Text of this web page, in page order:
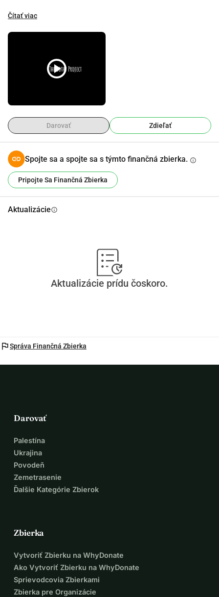
Čítať viac
play_circle
Darovať Zdieľať
Spojte sa a spojte sa s týmto finančná zbierka. info
Pripojte Sa Finančná Zbierka
Aktualizácieinfo
Aktualizácie prídu čoskoro.
flagSpráva Finančná Zbierka
Darovať
Palestína
Ukrajina
Povodeň
Zemetrasenie
Ďalšie Kategórie Zbierok
Zbierka
Vytvoriť Zbierku na WhyDonate
Ako Vytvoriť Zbierku na WhyDonate
Sprievodcovia Zbierkami
Zbierka pre Organizácie